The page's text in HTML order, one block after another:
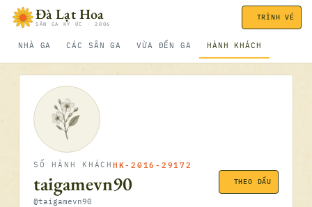
Bỏ qua nội dungĐà Lạt Hoa
SÂN GA KÝ ỨC · 2006
NHÀ GA CÁC SÂN GA VỪA ĐẾN GA HÀNH KHÁCH
TRÌNH VÉ
SỐ HÀNH KHÁCH HK-2016-29172
taigamevn90
@taigamevn90
THEO DẤU